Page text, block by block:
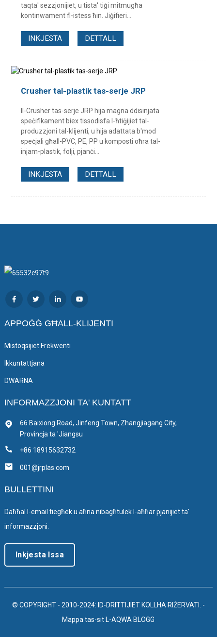
taqta' sezzjonijiet, u tista' tiġi mitmugħa
kontinwament fl-istess ħin. Jiġifieri...
INKJESTA DETTALL
Crusher tal-plastik tas-serje JRP
Il-Crusher tas-serje JRP hija magna ddisinjata
speċifikament biex tissodisfa l-ħtiġijiet tal-
produzzjoni tal-klijenti, u hija adattata b'mod
speċjali għall-PVC, PE, PP u komposti oħra tal-
injam-plastik, folji, pjanċi...
INKJESTA DETTALL
APPOĠĠ GĦALL-KLIJENTI
Mistoqsijiet Frekwenti
Ikkuntattjana
DWARNA
INFORMAZZJONI TA' KUNTATT
66 Baixiong Road, Jinfeng Town, Zhangjiagang City,
Provinċja ta 'Jiangsu
+86 18915632732
001@jrplas.com
BULLETTINI
Daħħal l-email tiegħek u aħna nibagħtulek l-aħħar pjanijiet ta'
informazzjoni.
Inkjesta Issa
© COPYRIGHT - 2010-2024: ID-DRITTIJIET KOLLHA RIŻERVATI. -
Mappa tas-sit L-AQWA BLOGG